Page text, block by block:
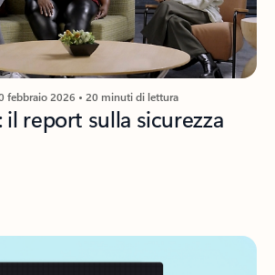
febbraio 2026 • 20 minuti di lettura
il report sulla sicurezza